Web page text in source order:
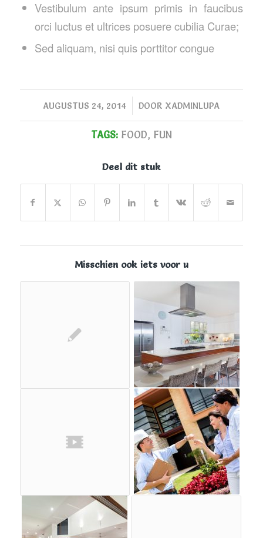
Vestibulum ante ipsum primis in faucibus
orci luctus et ultrices posuere cubilia Curae;
Sed aliquam, nisi quis porttitor congue
AUGUSTUS 24, 2014
/ DOOR XADMINLUPA
TAGS: FOOD, FUN
Deel dit stuk
Misschien ook iets voor u